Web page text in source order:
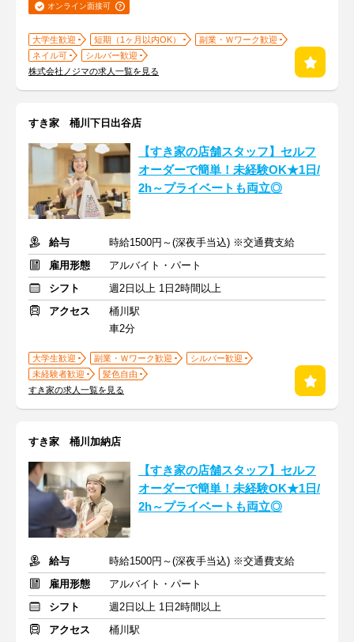
オンライン面接可
大学生歓迎 短期（1ヶ月以内OK）
副業・Ｗワーク歓迎
ネイル可
シルバー歓迎
株式会社ノジマの求人一覧を見る
すき家 桶川下日出谷店
【すき家の店舗スタッフ】セルフ
オーダーで簡単！未経験OK★1日/
2h～プライベートも両立◎
給与
時給1500円～(深夜手当込) ※交通費支給
雇用形態
アルバイト・パート
シフト
週2日以上 1日2時間以上
アクセス
桶川駅
車2分
大学生歓迎 副業・Ｗワーク歓迎
シルバー歓迎
未経験者歓迎
髪色自由
すき家の求人一覧を見る
すき家 桶川加納店
【すき家の店舗スタッフ】セルフ
オーダーで簡単！未経験OK★1日/
2h～プライベートも両立◎
給与
時給1500円～(深夜手当込) ※交通費支給
雇用形態
アルバイト・パート
シフト
週2日以上 1日2時間以上
アクセス
桶川駅